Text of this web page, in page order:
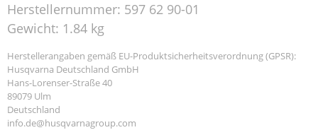
Herstellernummer: 597 62 90-01
Gewicht: 1.84 kg
Herstellerangaben gemäß EU-Produktsicherheitsverordnung (GPSR):
Husqvarna Deutschland GmbH
Hans-Lorenser-Straße 40
89079 Ulm
Deutschland
info.de@husqvarnagroup.com